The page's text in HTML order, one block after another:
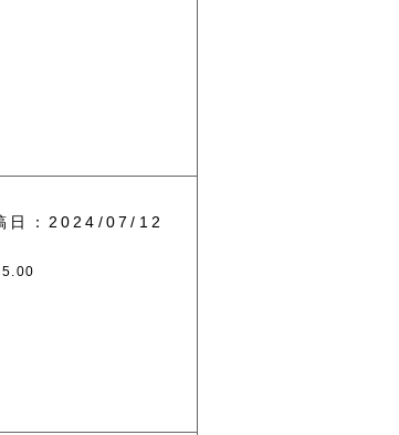
日：2024/07/12
5.00